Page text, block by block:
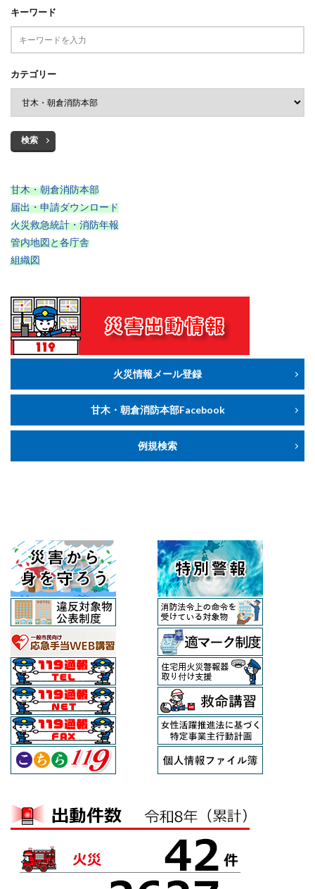
キーワード
カテゴリー
検索
甘木・朝倉消防本部
届出・申請ダウンロード
火災救急統計・消防年報
管内地図と各庁舎
組織図
火災情報メール登録
甘木・朝倉消防本部Facebook
例規検索